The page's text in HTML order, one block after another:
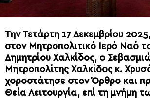
Την Τετάρτη 17 Δεκεμβρίου
στον Μητροπολιτικό Ιερό Ναό
Δημητρίου Χαλκίδος, ο
Μητροπολίτης Χαλκίδος κ.
χοροστάτησε στον Όρθρο και
Θεία Λειτουργία, επί τη μνήμη